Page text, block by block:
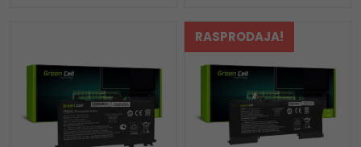
RASPRODAJA!